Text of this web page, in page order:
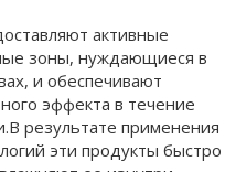
активные
зоны, нуждающиеся в
и обеспечивают
эффекта в течение
результате применения
эти продукты быстро